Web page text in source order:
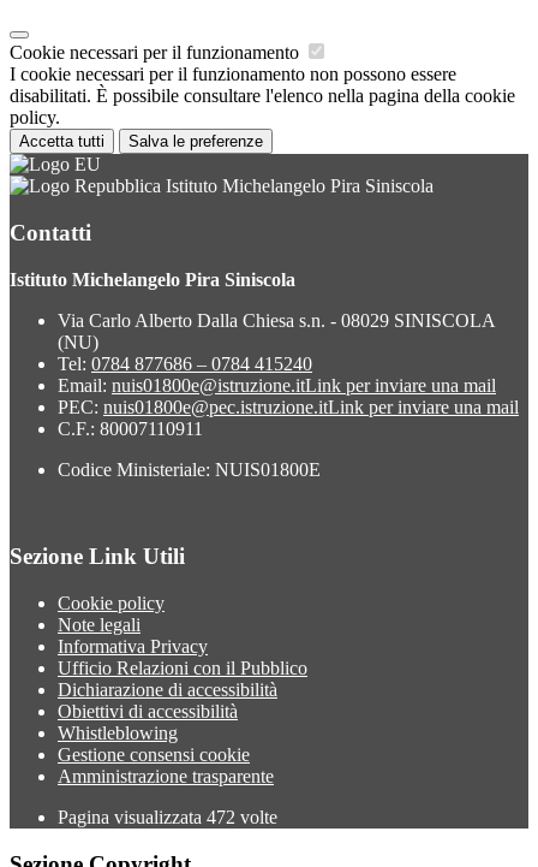
Cookie necessari per il funzionamento
I cookie necessari per il funzionamento non possono essere
disabilitati. È possibile consultare l'elenco nella pagina della cookie
policy.
Accetta tutti Salva le preferenze
Istituto Michelangelo Pira Siniscola
Contatti
Istituto Michelangelo Pira Siniscola
Via Carlo Alberto Dalla Chiesa s.n. - 08029 SINISCOLA
(NU)
Tel: 0784 877686 – 0784 415240
Email: nuis01800e@istruzione.itLink per inviare una mail
PEC: nuis01800e@pec.istruzione.itLink per inviare una mail
C.F.: 80007110911
Codice Ministeriale: NUIS01800E
Sezione Link Utili
Cookie policy
Note legali
Informativa Privacy
Ufficio Relazioni con il Pubblico
Dichiarazione di accessibilità
Obiettivi di accessibilità
Whistleblowing
Gestione consensi cookie
Amministrazione trasparente
Pagina visualizzata 472 volte